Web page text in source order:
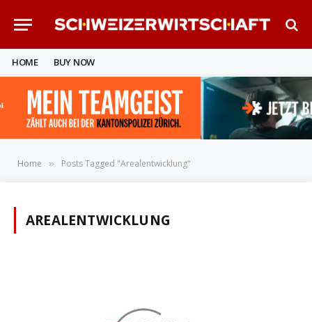
HOME BUY NOW
Home » Posts Tagged "Arealentwicklung"
AREALENTWICKLUNG